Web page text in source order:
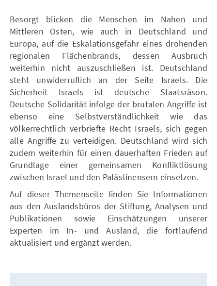
Besorgt blicken die Menschen im Nahen und
Mittleren Osten, wie auch in Deutschland und
Europa, auf die Eskalationsgefahr eines drohenden
regionalen Flächenbrands, dessen Ausbruch
weiterhin nicht auszuschließen ist. Deutschland
steht unwiderruflich an der Seite Israels. Die
Sicherheit Israels ist deutsche Staatsräson.
Deutsche Solidarität infolge der brutalen Angriffe ist
ebenso eine Selbstverständlichkeit wie das
völkerrechtlich verbriefte Recht Israels, sich gegen
alle Angriffe zu verteidigen. Deutschland wird sich
zudem weiterhin für einen dauerhaften Frieden auf
Grundlage einer gemeinsamen Konfliktlösung
zwischen Israel und den Palästinensern einsetzen.
Auf dieser Themenseite finden Sie Informationen
aus den Auslandsbüros der Stiftung, Analysen und
Publikationen sowie Einschätzungen unserer
Experten im In- und Ausland, die fortlaufend
aktualisiert und ergänzt werden.